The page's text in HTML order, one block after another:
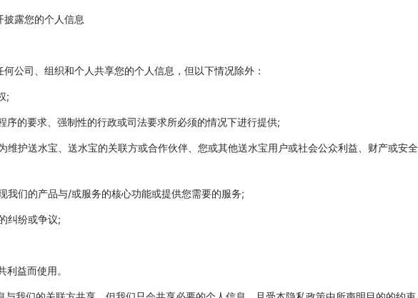
露您的个人信息
公司、组织和个人共享您的个人信息，但以下情况除外：
;
序的要求、强制性的行政或司法要求所必须的情况下进行提供;
维护送水宝、送水宝的关联方或合作伙伴、您或其他送水宝用户或社会公众利益、财产或安全
我们的产品与/或服务的核心功能或提供您需要的服务;
纠纷或争议;
益而使用。